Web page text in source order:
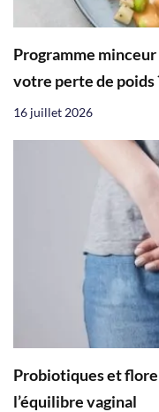
Programme
votre perte de poids
16 juillet 2026
Probiotiques et
l’équilibre vaginal